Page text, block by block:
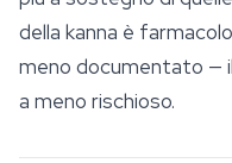
della kanna è
meno documentato —
a meno rischioso.